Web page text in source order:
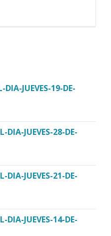
JUEVES-19-DE-
DIA-JUEVES-28-DE-
DIA-JUEVES-21-DE-
DIA-JUEVES-14-DE-